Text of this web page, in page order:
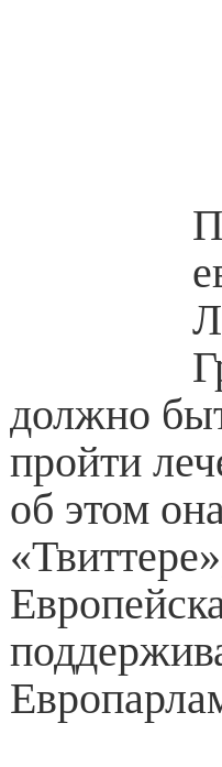
должно
пройти
об этом